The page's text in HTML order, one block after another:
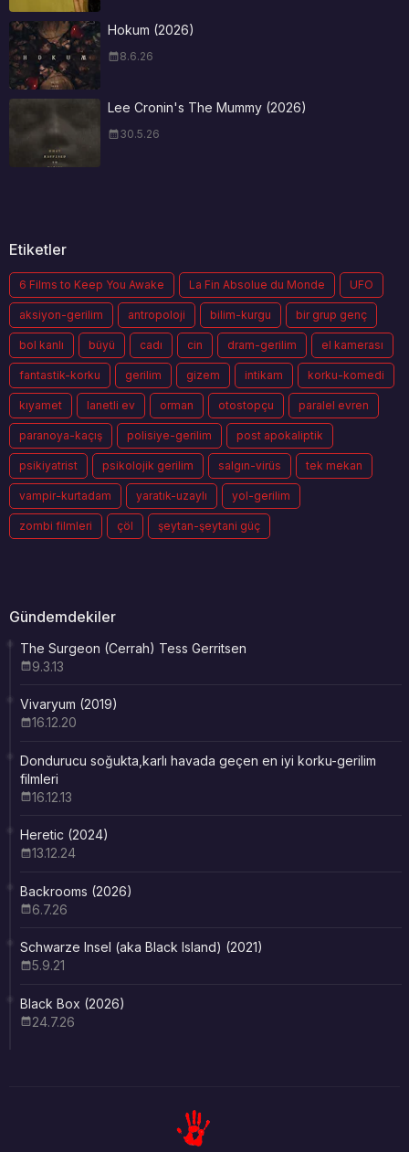
Hokum (2026)
8.6.26
Lee Cronin's The Mummy (2026)
30.5.26
Etiketler
6 Films to Keep You Awake La Fin Absolue du Monde UFO
aksiyon-gerilim antropoloji bilim-kurgu bir grup genç
bol kanlı büyü cadı cin dram-gerilim el kamerası
fantastik-korku gerilim gizem intikam korku-komedi
kıyamet lanetli ev orman otostopçu paralel evren
paranoya-kaçış polisiye-gerilim post apokaliptik
psikiyatrist psikolojik gerilim salgın-virüs tek mekan
vampir-kurtadam yaratık-uzaylı yol-gerilim
zombi filmleri çöl şeytan-şeytani güç
Gündemdekiler
The Surgeon (Cerrah) Tess Gerritsen
9.3.13
Vivaryum (2019)
16.12.20
Dondurucu soğukta,karlı havada geçen en iyi korku-gerilim
filmleri
16.12.13
Heretic (2024)
13.12.24
Backrooms (2026)
6.7.26
Schwarze Insel (aka Black Island) (2021)
5.9.21
Black Box (2026)
24.7.26